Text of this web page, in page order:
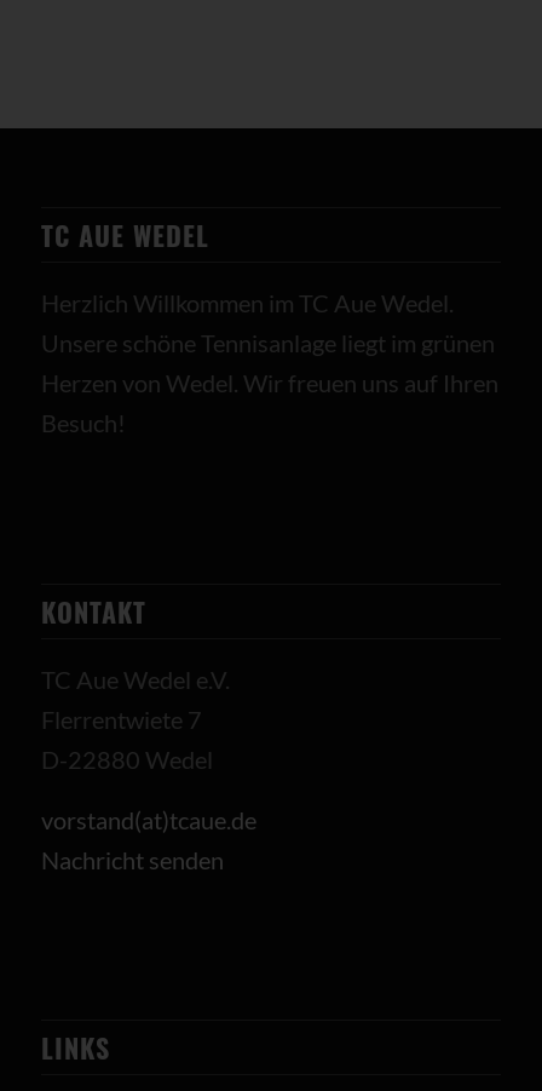
TC AUE WEDEL
Herzlich Willkommen im TC Aue Wedel.
Unsere schöne Tennisanlage liegt im grünen
Herzen von Wedel. Wir freuen uns auf Ihren
Besuch!
KONTAKT
TC Aue Wedel e.V.
Flerrentwiete 7
D-22880 Wedel
vorstand(at)tcaue.de
Nachricht senden
LINKS